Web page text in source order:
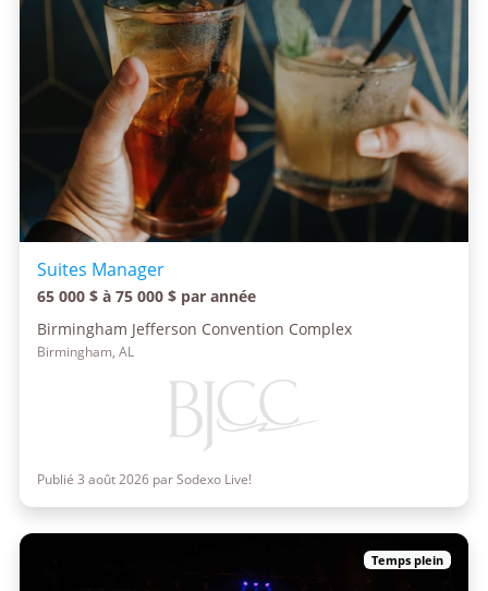
Suites Manager
65 000 $ à 75 000 $ par année
Birmingham Jefferson Convention Complex
Birmingham, AL
Publié 3 août 2026 par Sodexo Live!
Temps plein